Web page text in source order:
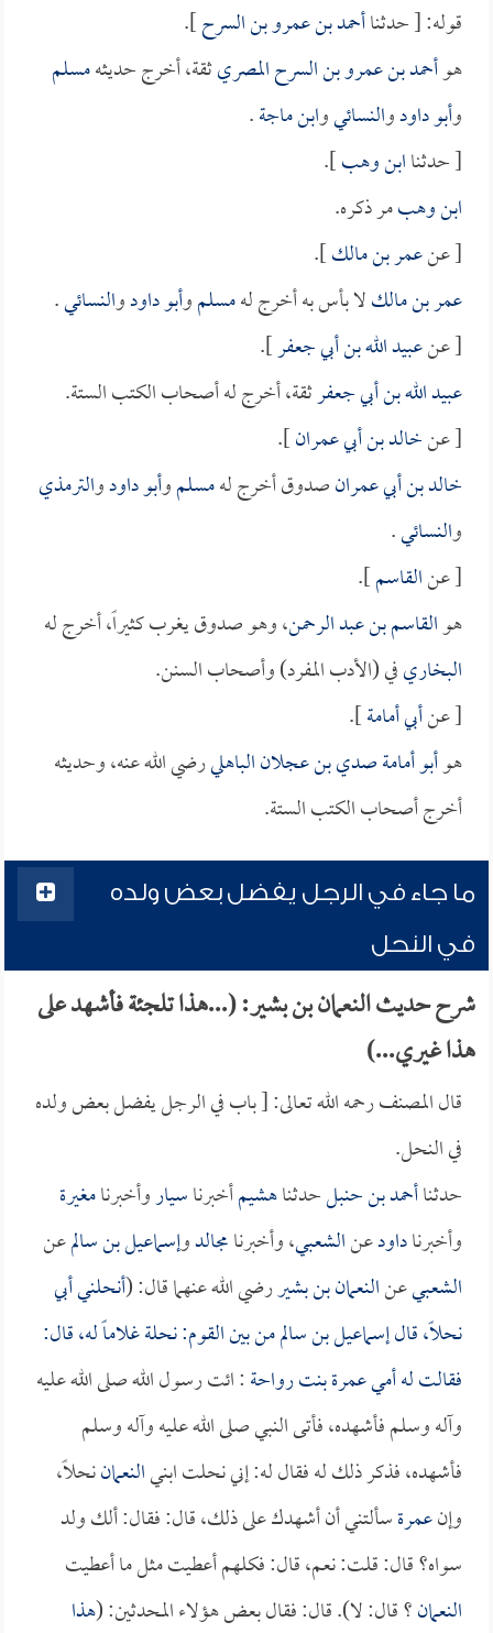
قوله: [ حدثناأحمد بن عمرو بن السرح].
هوأحمد بن عمرو بن السرح المصريثقة، أخرج حديثهمسلم
وأبو داودوالنسائيوابن ماجة.
[ حدثناابن وهب].
ابن وهبمر ذكره.
[ عنعمر بن مالك].
عمر بن مالكلا بأس به أخرج لهمسلموأبو داودوالنسائي.
[ عنعبيد الله بن أبي جعفر].
عبيد الله بن أبي جعفرثقة، أخرج له أصحاب الكتب الستة.
[ عنخالد بن أبي عمران].
خالد بن أبي عمرانصدوق أخرج لهمسلموأبو داودوالترمذي
والنسائي.
[ عنالقاسم].
هوالقاسم بن عبد الرحمن، وهو صدوق يغرب كثيراً، أخرج له
البخاريفي (الأدب المفرد) وأصحاب السنن.
[ عنأبي أمامة].
هوأبو أمامة صدي بن عجلان الباهليرضي الله عنه، وحديثه
أخرج أصحاب الكتب الستة.
ما جاء في الرجل يفضل بعض ولده
في النحل
شرح حديث النعمان بن بشير: (...هذا تلجئة فأشهد على
هذا غيري...)
قال المصنف رحمه الله تعالى: [ باب في الرجل يفضل بعض ولده
في النحل.
حدثناأحمد بن حنبلحدثناهشيمأخبرناسياروأخبرنامغيرة
وأخبرناداودعنالشعبي، وأخبرنامجالدوإسماعيل بن سالمعن
الشعبيعنالنعمان بن بشيررضي الله عنهما قال: (أنحلني أبي
نحلاً، قالإسماعيل بن سالممن بين القوم: نحلة غلاماً له، قال:
فقالت له أميعمرة بنت رواحة: ائت رسول الله صلى الله عليه
وآله وسلم فأشهده، فأتى النبي صلى الله عليه وآله وسلم
فأشهده، فذكر ذلك له فقال له: إني نحلت ابنيالنعماننحلاً،
وإنعمرةسألتني أن أشهدك على ذلك، قال: فقال: ألك ولد
سواه؟ قال: قلت: نعم، قال: فكلهم أعطيت مثل ما أعطيت
النعمان؟ قال: لا). قال: فقال بعض هؤلاء المحدثين: (هذا